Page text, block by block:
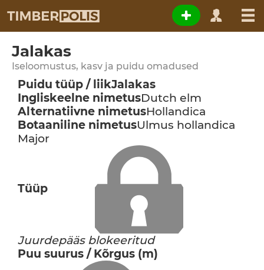
Jalakas
Iseloomustus, kasv ja puidu omadused
Puidu tüüp / liikJalakas
Ingliskeelne nimetusDutch elm
Alternatiivne nimetusHollandica
Botaaniline nimetusUlmus hollandica
Major
Tüüp
Juurdepääs blokeeritud
Puu suurus / Kõrgus (m)